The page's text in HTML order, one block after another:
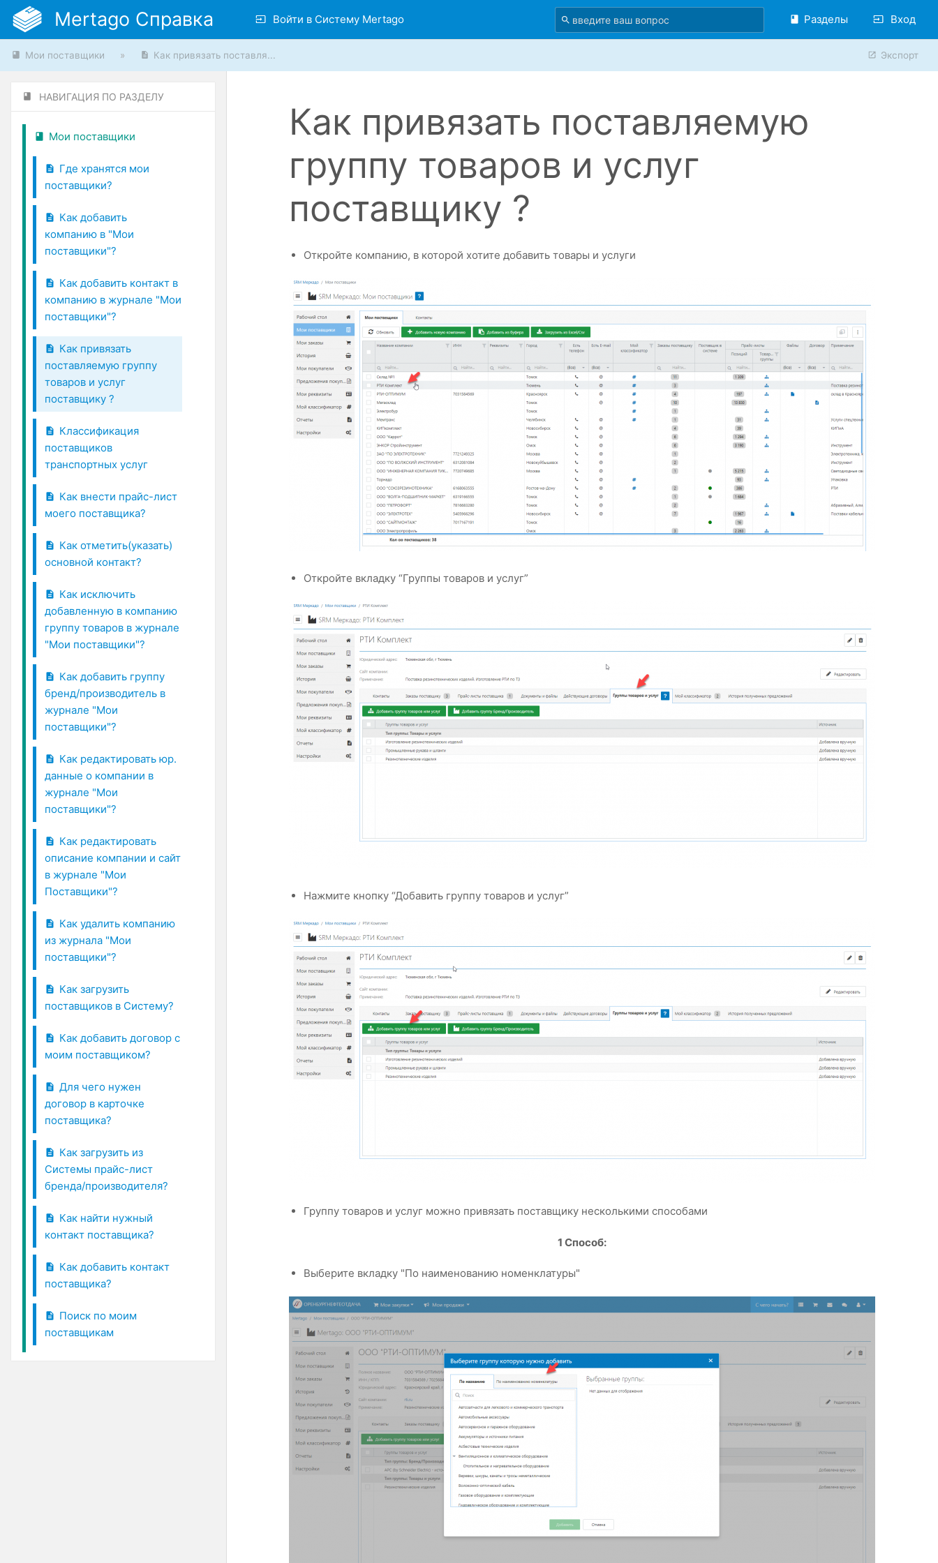
Mertago Справка Войти в Систему Mertago Разделы Вход
Мои поставщики » Как привязать поставля... Экспорт
НАВИГАЦИЯ ПО РАЗДЕЛУ
Мои поставщики
Где хранятся мои
поставщики?
Как добавить
компанию в "Мои
поставщики"?
Как добавить контакт в
компанию в журнале "Мои
поставщики"?
Как привязать
поставляемую группу
товаров и услуг
поставщику ?
Классификация
поставщиков
транспортных услуг
Как внести прайс-лист
моего поставщика?
Как отметить(указать)
основной контакт?
Как исключить
добавленную в компанию
группу товаров в журнале
"Мои поставщики"?
Как добавить группу
бренд/производитель в
журнале "Мои
поставщики"?
Как редактировать юр.
данные о компании в
журнале "Мои
поставщики"?
Как редактировать
описание компании и сайт
в журнале "Мои
Поставщики"?
Как удалить компанию
из журнала "Мои
поставщики"?
Как загрузить
поставщиков в Систему?
Как добавить договор с
моим поставщиком?
Для чего нужен
договор в карточке
поставщика?
Как загрузить из
Системы прайс-лист
бренда/производителя?
Как найти нужный
контакт поставщика?
Как добавить контакт
поставщика?
Поиск по моим
поставщикам
Как привязать поставляемую
группу товаров и услуг
поставщику ?
Откройте компанию, в которой хотите добавить товары и услуги
Откройте вкладку “Группы товаров и услуг”
Нажмите кнопку “Добавить группу товаров и услуг”
Группу товаров и услуг можно привязать поставщику несколькими способами
1 Способ:
Выберите вкладку "По наименованию номенклатуры"